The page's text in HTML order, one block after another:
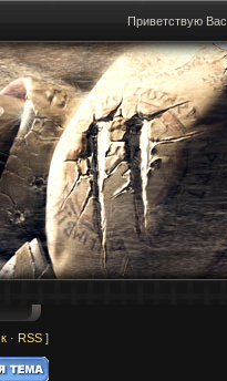
Приветствую Вас
· RSS ]